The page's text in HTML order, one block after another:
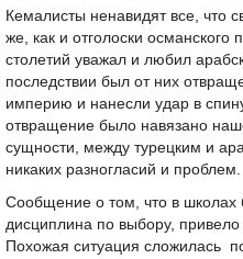
Кемалисты ненавидят все, что
же, как и отголоски
столетий уважал и любил
последствии был от них
империю и нанесли удар в
отвращение было навязано
сущности, между турецким и
никаких разногласий и проблем.
Сообщение о том, что в школах
дисциплина по выбору,
Похожая ситуация сложилась